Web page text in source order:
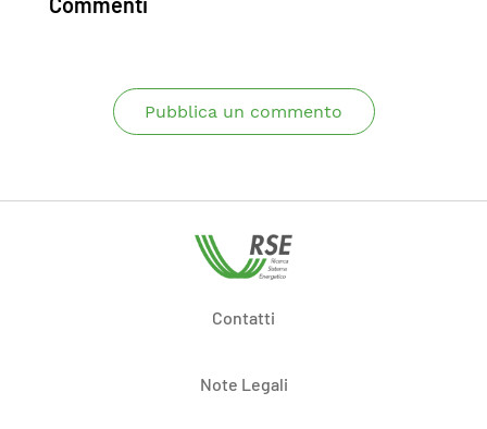
Pubblica un commento
Contatti
Note Legali